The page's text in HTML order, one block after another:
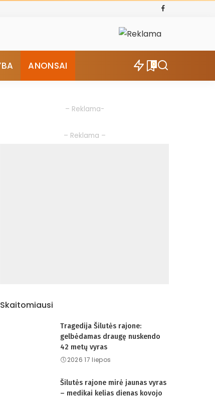
ANONSAI 0
– Reklama-
– Reklama –
Skaitomiausi
Tragedija Šilutės rajone:
gelbėdamas draugę nuskendo
42 metų vyras
2026 17 liepos
Šilutės rajone mirė jaunas vyras
– medikai kelias dienas kovojo